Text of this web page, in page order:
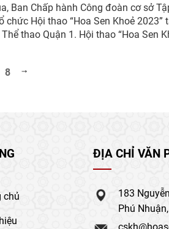
Ban Chấp hành Công đoàn cơ sở
chức Hội thao “Hoa Sen Khoẻ 2023”
thao Quận 1. Hội thao “Hoa Sen
8
chủ
ĐỊA CHỈ VĂN
183
Phú